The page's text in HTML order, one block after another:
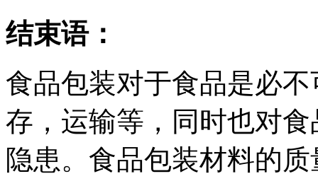
结束语：
食品包装对于食品是必
存，运输等，同时也对
隐患。食品包装材料的